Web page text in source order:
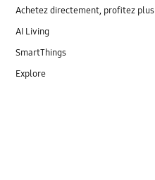
Achetez directement, profitez plus
AI Living
SmartThings
Explore